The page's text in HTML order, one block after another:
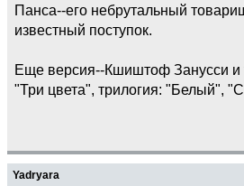
Панса--его небрутальный
известный поступок.
Еще версия--Кшиштоф Занусси и
"Три цвета", трилогия: "Белый",
Yadryara